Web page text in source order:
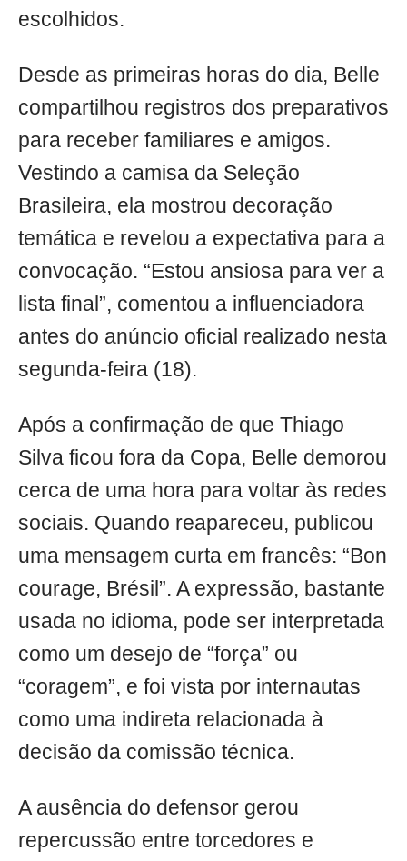
escolhidos.
Desde as primeiras horas do dia, Belle
compartilhou registros dos preparativos
para receber familiares e amigos.
Vestindo a camisa da Seleção
Brasileira, ela mostrou decoração
temática e revelou a expectativa para a
convocação. “Estou ansiosa para ver a
lista final”, comentou a influenciadora
antes do anúncio oficial realizado nesta
segunda-feira (18).
Após a confirmação de que Thiago
Silva ficou fora da Copa, Belle demorou
cerca de uma hora para voltar às redes
sociais. Quando reapareceu, publicou
uma mensagem curta em francês: “Bon
courage, Brésil”. A expressão, bastante
usada no idioma, pode ser interpretada
como um desejo de “força” ou
“coragem”, e foi vista por internautas
como uma indireta relacionada à
decisão da comissão técnica.
A ausência do defensor gerou
repercussão entre torcedores e